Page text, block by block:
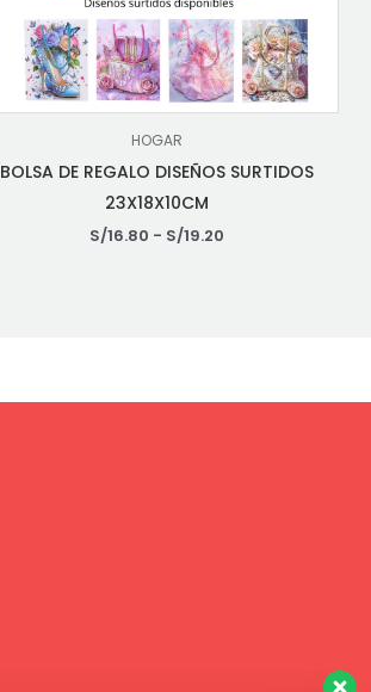
HOGAR
BOLSA DE REGALO DISEÑOS SURTIDOS
23X18X10CM
S/16.80 - S/19.20